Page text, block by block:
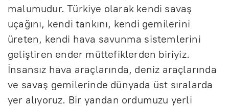
malumudur. Türkiye olarak kendi savaş
uçağını, kendi tankını, kendi gemilerini
üreten, kendi hava savunma sistemlerini
geliştiren ender müttefiklerden biriyiz.
İnsansız hava araçlarında, deniz araçlarında
ve savaş gemilerinde dünyada üst sıralarda
yer alıyoruz. Bir yandan ordumuzu yerli